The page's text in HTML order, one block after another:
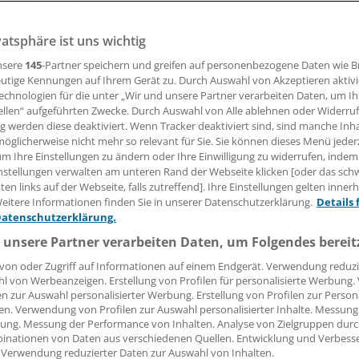
Umsatzbringer, das Antirheumatikum Etanercept,
Aussicht auf anhaltendes Wachstum scheint davon
12:12 Uhr
Amgen hat ein starkes Geschäftsjahr hinter sich und
ein noch besseres vor sich.
der Geschäftszahlen 2015 am Donnerstag
auch eine Anhebung seiner Umsatz- und
ist uns wichtig
145-Partner speichern und greifen auf personenbezogene Daten wie
Kennungen auf Ihrem Gerät zu. Durch Auswahl von Akzeptieren
für die unter „Wir und unsere Partner verarbeiten Daten, um
aufgeführten Zwecke. Durch Auswahl von Alle ablehnen oder
werden diese deaktiviert. Wenn Tracker deaktiviert sind, sind manche
nicht mehr so relevant für Sie. Sie können dieses Menü
Ihre Einstellungen zu ändern oder Ihre Einwilligung zu widerrufen, indem
verwalten am unteren Rand der Webseite klicken [oder das
links auf der Webseite, falls zutreffend]. Ihre Einstellungen gelten
Informationen finden Sie in unserer Datenschutzerklärung. Details
Partner verarbeiten Daten, um Folgendes
oder Zugriff auf Informationen auf einem Endgerät. Verwendung
von Werbeanzeigen. Erstellung von Profilen für personalisierte
zur Auswahl personalisierter Werbung. Erstellung von Profilen zur
Verwendung von Profilen zur Auswahl personalisierter Inhalte.
Messung der Performance von Inhalten. Analyse von Zielgruppen
von Daten aus verschiedenen Quellen. Entwicklung und
reduzierter Daten zur Auswahl von Inhalten.